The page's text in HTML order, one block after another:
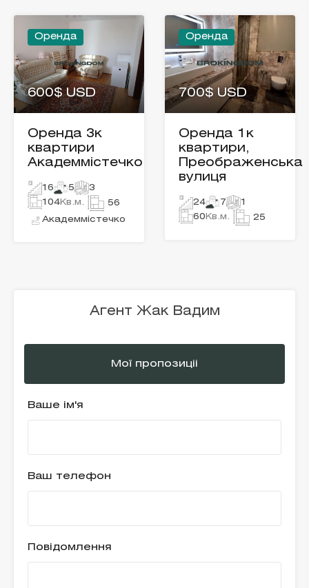
Оренда
600$ USD
Оренда 3к
квартири
Академмістечко
16 5
3
104Кв.м. 56
Академмістечко
Оренда
700$ USD
Оренда 1к
квартири,
Преображенська
вулиця
24 7
1
60 Кв.м. 25
Агент Жак Вадим
Мої пропозиціі
Ваше ім'я
Ваш телефон
Повідомлення